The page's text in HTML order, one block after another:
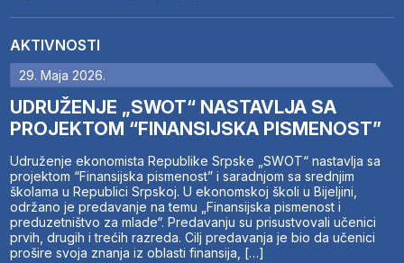
AKTIVNOSTI
29. Maja 2026.
UDRUŽENJE „SWOT“ NASTAVLJA SA
PROJEKTOM “FINANSIJSKA PISMENOST”
Udruženje ekonomista Republike Srpske „SWOT“ nastavlja sa
projektom “Finansijska pismenost” i saradnjom sa srednjim
školama u Republici Srpskoj. U ekonomskoj školi u Bijeljini,
održano je predavanje na temu „Finansijska pismenost i
preduzetništvo za mlade“. Predavanju su prisustvovali učenici
prvih, drugih i trećih razreda. Cilj predavanja je bio da učenici
prošire svoja znanja iz oblasti finansija, […]